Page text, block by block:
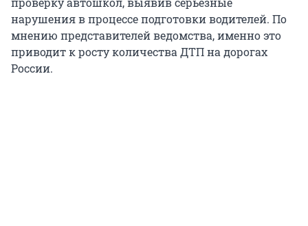
нарушения в процессе подготовки водителей. По
мнению представителей ведомства, именно это
приводит к росту количества ДТП на дорогах
России.